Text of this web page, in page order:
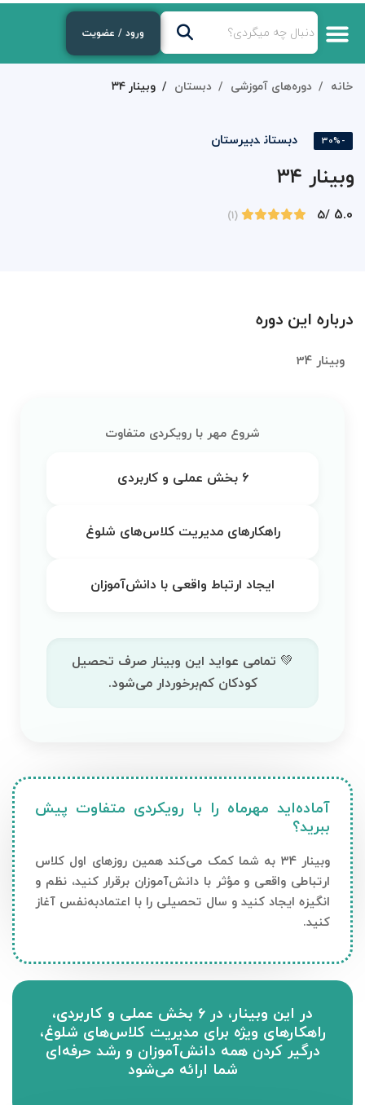
ورود / عضویت
خانه دوره‌های آموزشی دبستان وبینار ۳۴
-30% دبستان دبیرستان
وبینار ۳۴
5.0
/5
(1)
درباره این دوره
وبینار 34
شروع مهر با رویکردی متفاوت
۶ بخش عملی و کاربردی
راهکارهای مدیریت کلاس‌های شلوغ
ایجاد ارتباط واقعی با دانش‌آموزان
💚 تمامی عواید این وبینار صرف تحصیل
کودکان کم‌برخوردار می‌شود.
آماده‌اید مهرماه را با رویکردی متفاوت پیش
ببرید؟
وبینار ۳۴ به شما کمک می‌کند همین روزهای اول کلاس
ارتباطی واقعی و مؤثر با دانش‌آموزان برقرار کنید، نظم و
انگیزه ایجاد کنید و سال تحصیلی را با اعتمادبه‌نفس آغاز
کنید.
در این وبینار، در ۶ بخش عملی و کاربردی،
راهکارهای ویژه برای مدیریت کلاس‌های شلوغ،
درگیر کردن همه دانش‌آموزان و رشد حرفه‌ای
شما ارائه می‌شود